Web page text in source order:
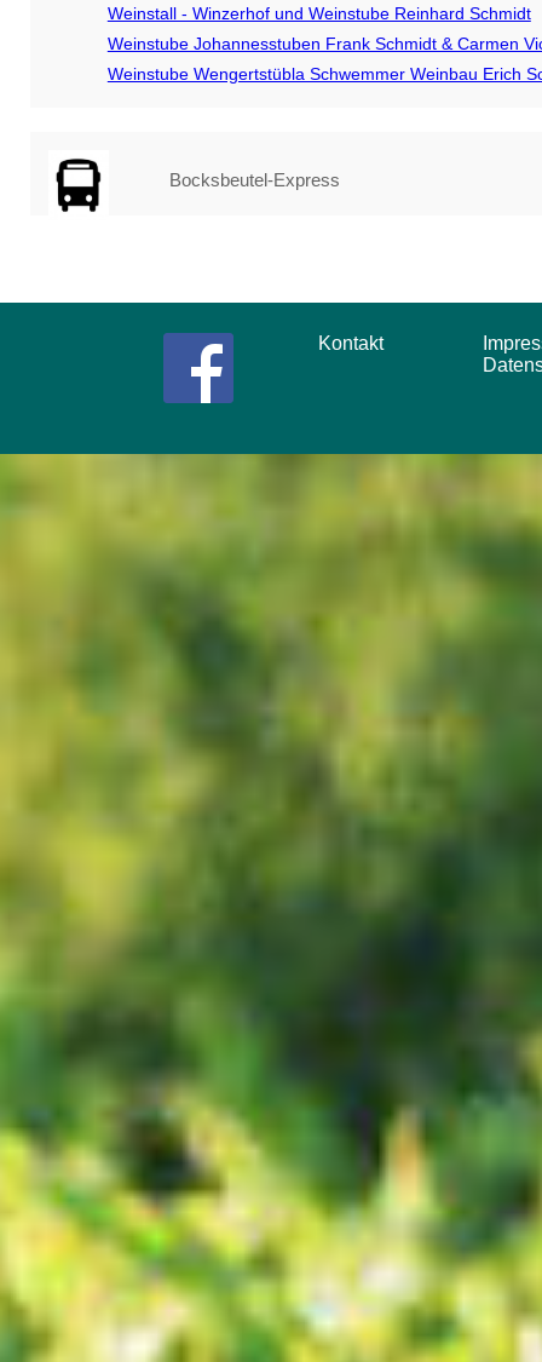
Weinstall - Winzerhof und Weinstube Reinhard Schmidt
Weinstube Johannesstuben Frank Schmidt & Carmen
Weinstube Wengertstübla Schwemmer Weinbau Erich
Bocksbeutel-Express
Kontakt